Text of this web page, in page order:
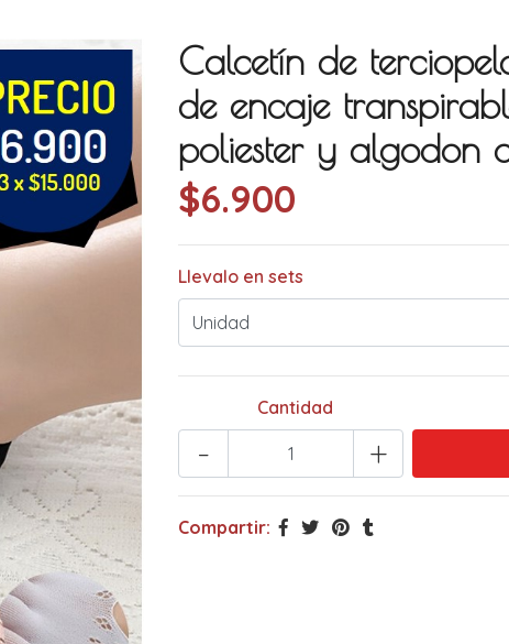
Calcetín de
de encaje
poliester y algodon
$6.900
Llevalo en sets
Cantidad
+
-
Compartir: